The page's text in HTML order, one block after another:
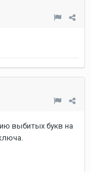
выбитых букв на